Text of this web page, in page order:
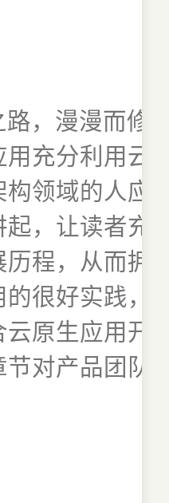
路，漫漫而修
用充分利用云
构领域的人应
起，让读者充
历程，从而拥
的很好实践，
云原生应用开
节对产品团队